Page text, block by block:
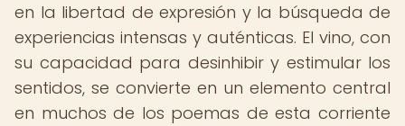
en la libertad de expresión y la búsqueda de
experiencias intensas y auténticas. El vino, con
su capacidad para desinhibir y estimular los
sentidos, se convierte en un elemento central
en muchos de los poemas de esta corriente